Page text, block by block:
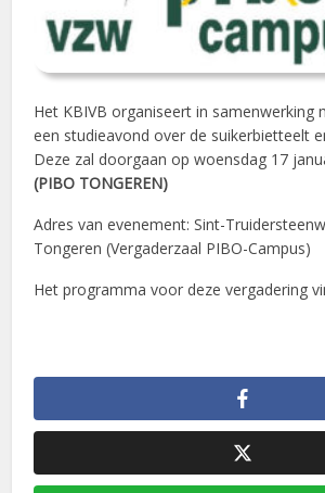
Het KBIVB organiseert in samenwerking
een studieavond over de suikerbietteelt
Deze zal doorgaan op woensdag 17
(PIBO TONGEREN)
Adres van evenement: Sint-
Tongeren (Vergaderzaal PIBO-Campus)
Het programma voor deze vergadering